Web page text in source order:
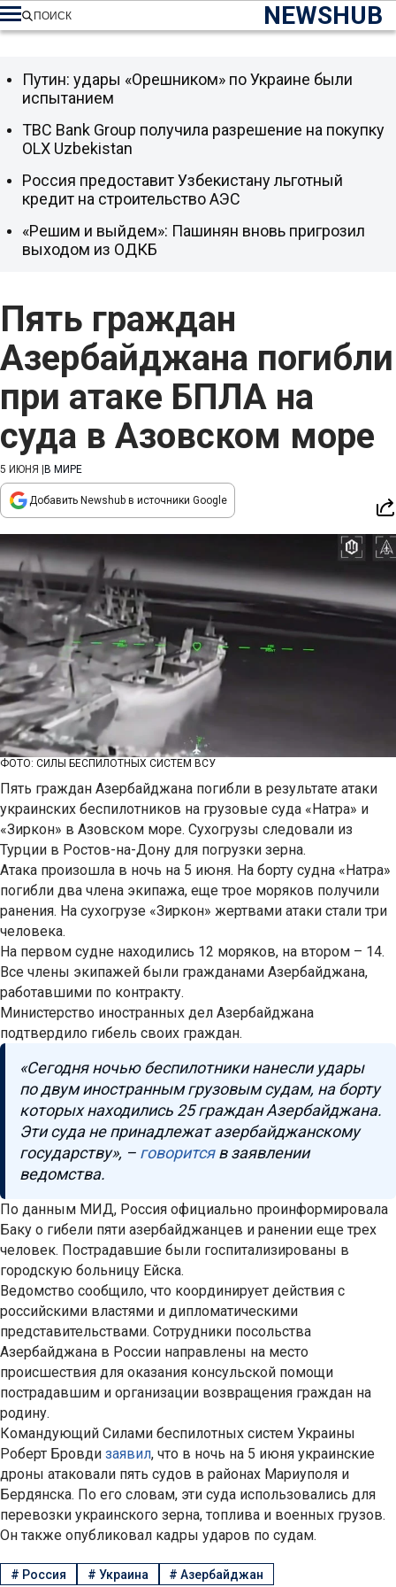
NEWSHUB
ПОИСК
Пять граждан
Азербайджана погибли
при атаке БПЛА на
суда в Азовском море
5 ИЮНЯ В МИРЕ
Добавить Newshub в источники Google
ФОТО: СИЛЫ БЕСПИЛОТНЫХ СИСТЕМ ВСУ
Пять граждан Азербайджана погибли в результате атаки
украинских беспилотников на грузовые суда «Натра» и
«Зиркон» в Азовском море. Сухогрузы следовали из
Турции в Ростов-на-Дону для погрузки зерна.
Атака произошла в ночь на 5 июня. На борту судна «Натра»
погибли два члена экипажа, еще трое моряков получили
ранения. На сухогрузе «Зиркон» жертвами атаки стали три
человека.
На первом судне находились 12 моряков, на втором – 14.
Все члены экипажей были гражданами Азербайджана,
работавшими по контракту.
Министерство иностранных дел Азербайджана
подтвердило гибель своих граждан.
«Сегодня ночью беспилотники нанесли удары
по двум иностранным грузовым судам, на борту
которых находились 25 граждан Азербайджана.
Эти суда не принадлежат азербайджанскому
государству», – говоритсяв заявлении
ведомства.
По данным МИД, Россия официально проинформировала
Баку о гибели пяти азербайджанцев и ранении еще трех
человек. Пострадавшие были госпитализированы в
городскую больницу Ейска.
Ведомство сообщило, что координирует действия с
российскими властями и дипломатическими
представительствами. Сотрудники посольства
Азербайджана в России направлены на место
происшествия для оказания консульской помощи
пострадавшим и организации возвращения граждан на
родину.
Командующий Силами беспилотных систем Украины
Роберт Бровди заявил, что в ночь на 5 июня украинские
дроны атаковали пять судов в районах Мариуполя и
Бердянска. По его словам, эти суда использовались для
перевозки украинского зерна, топлива и военных грузов.
Он также опубликовал кадры ударов по судам.
Путин: удары «Орешником» по Украине были
испытанием
TBC Bank Group получила разрешение на покупку
OLX Uzbekistan
Россия предоставит Узбекистану льготный
кредит на строительство АЭС
«Решим и выйдем»: Пашинян вновь пригрозил
выходом из ОДКБ
# Россия # Украина #Азербайджан